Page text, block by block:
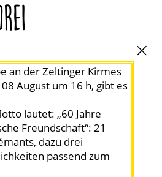
IHRE AUSZEIT
UND JETZT.
aussichtsreich – die
an der Zeltinger Kirmes
August um 16 h, gibt es
lautet: „60 Jahre
Freundschaft“: 21
dazu drei
passend zum